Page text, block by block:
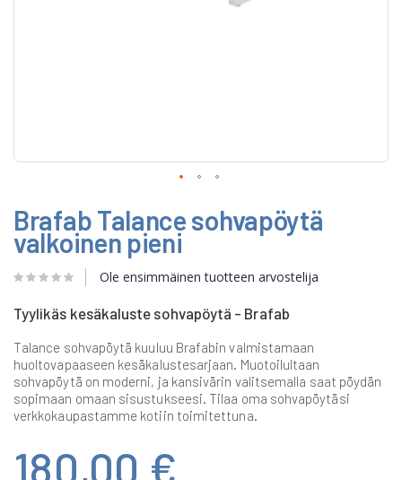
to
the
beginning
the
gallery
Brafab Talance sohvapöytä
valkoinen pieni
Ole ensimmäinen tuotteen arvostelija
Tyylikäs kesäkaluste sohvapöytä - Brafab
Talance sohvapöytä kuuluu Brafabin valmistamaan
huoltovapaaseen kesäkalustesarjaan. Muotoilultaan
sohvapöytä on moderni, ja kansivärin valitsemalla saat pöydän
sopimaan omaan sisustukseesi. Tilaa oma sohvapöytäsi
verkkokaupastamme kotiin toimitettuna.
180,00 €